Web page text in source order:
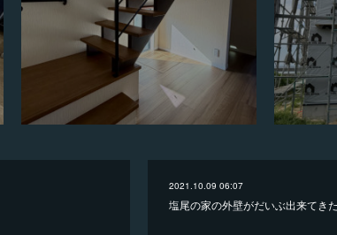
2021.10.09 06:07
塩尾の家の外壁がだいぶ出来てき